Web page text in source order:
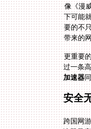
像《漫
带来的
更重要
过一条
加速器
安全
跨国网
速器是
保护，